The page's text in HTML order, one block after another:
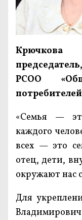
Крючкова
РСОО
«Семья —
каждого
всех — это
отец, дети,
окружают нас
Для